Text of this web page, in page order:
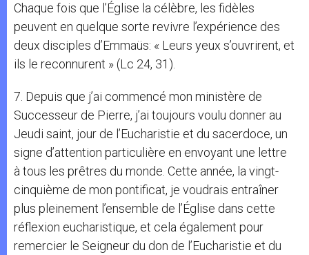
Chaque fois que l’Église la célèbre, les fidèles
peuvent en quelque sorte revivre l’expérience des
deux disciples d’Emmaüs: « Leurs yeux s’ouvrirent, et
ils le reconnurent » (Lc 24, 31).
7. Depuis que j’ai commencé mon ministère de
Successeur de Pierre, j’ai toujours voulu donner au
Jeudi saint, jour de l’Eucharistie et du sacerdoce, un
signe d’attention particulière en envoyant une lettre
à tous les prêtres du monde. Cette année, la vingt-
cinquième de mon pontificat, je voudrais entraîner
plus pleinement l’ensemble de l’Église dans cette
réflexion eucharistique, et cela également pour
remercier le Seigneur du don de l’Eucharistie et du